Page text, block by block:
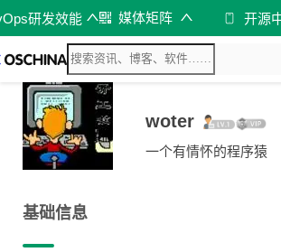
研发效能 媒体矩阵 开源
woter
一个有情怀的程序猿
基础信息